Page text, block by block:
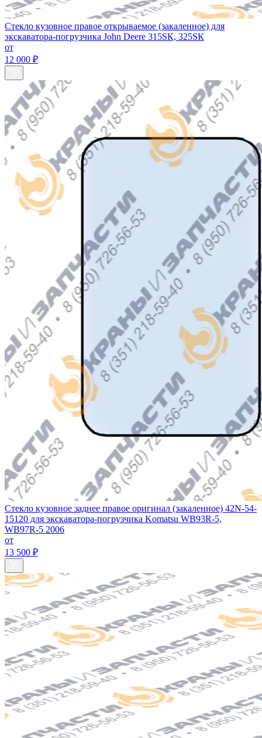
Стекло кузовное правое открываемое (закаленное) для
экскаватора-погрузчика John Deere 315SК, 325SК
от
12 000 ₽
Стекло кузовное заднее правое оригинал (закаленное) 42N-54-
15120 для экскаватора-погрузчика Komatsu WB93R-5,
WB97R-5 2006
от
13 500 ₽